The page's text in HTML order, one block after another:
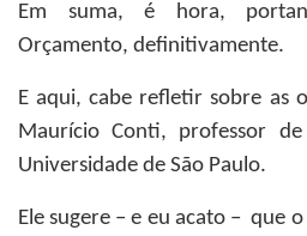
Em suma, é hora,
Orçamento, definitivamente.
E aqui, cabe refletir sobre as
Maurício Conti, professor
Universidade de São Paulo.
Ele sugere – e eu acato – que